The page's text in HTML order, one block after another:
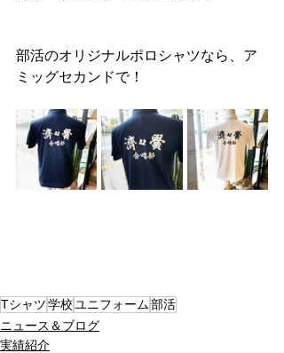
部活のオリジナルポロシャツなら、ア
ミッグセカンドで！
Tシャツ学校ユニフォーム部活
ニュース＆ブログ
実績紹介